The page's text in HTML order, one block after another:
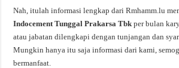
Nah, itulah informasi lengkap dari Rmhamm.lu
Indocement Tunggal Prakarsa Tbkper bulan
atau jabatan dilengkapi dengan tunjangan dan
Mungkin hanya itu saja informasi dari kami,
bermanfaat.